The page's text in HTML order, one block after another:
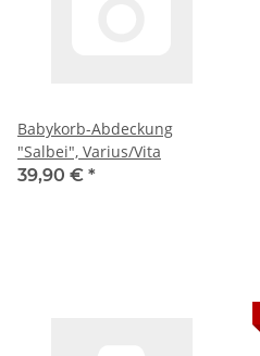
Babykorb-Abdeckung
"Salbei", Varius/Vita
39,90 € *